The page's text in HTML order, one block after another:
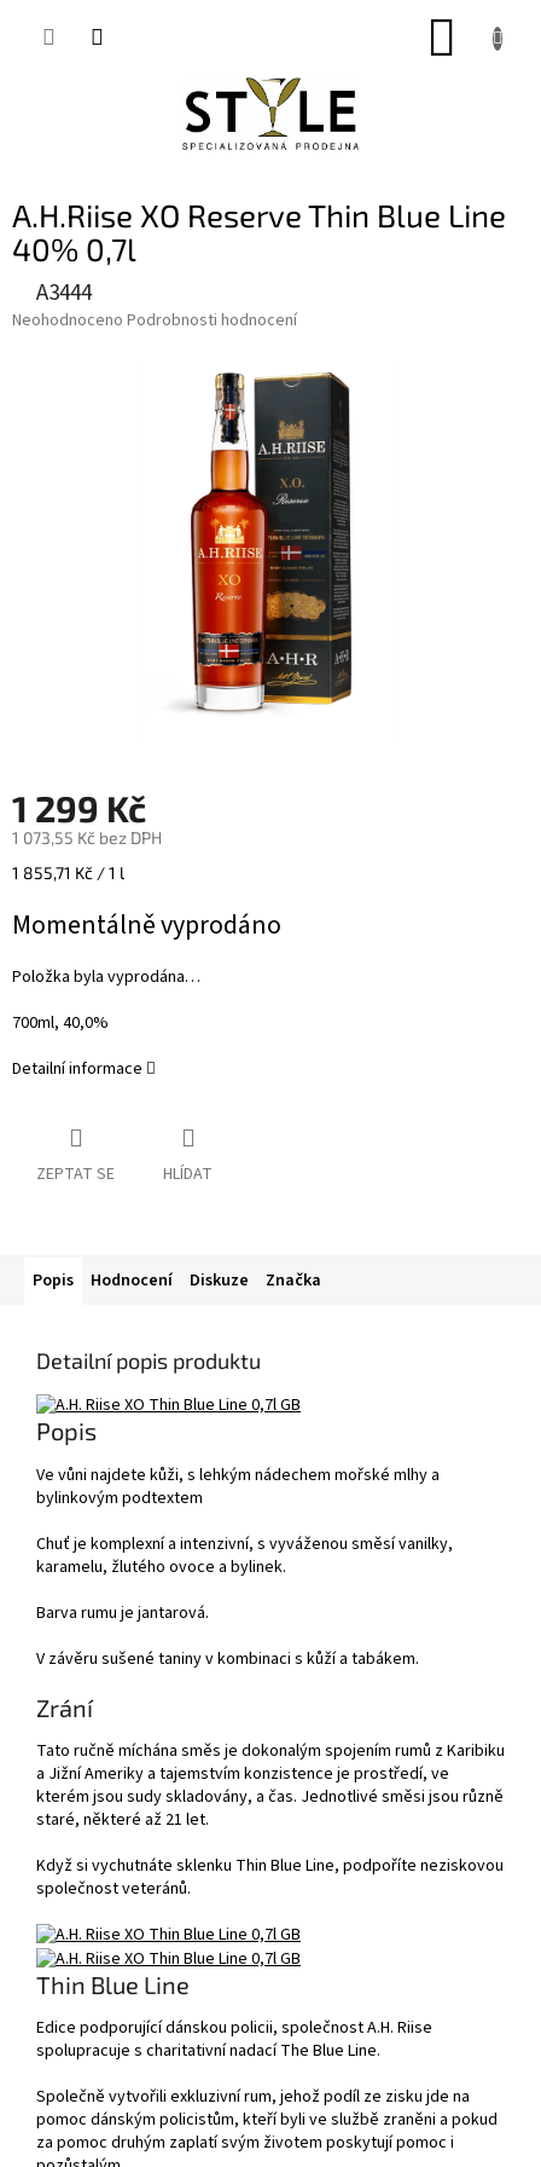
A.H.Riise XO Reserve Thin Blue Line
40% 0,7l
A3444
Průměrné
Neohodnoceno Podrobnosti hodnocení
1 299 Kč
1 073,55 Kč bez DPH
Měrná
1 855,71 Kč / 1 l
Momentálně vyprodáno
Položka byla vyprodána…
700ml, 40,0%
Detailní informace
ZEPTAT SE HLÍDAT
Popis Hodnocení Diskuze Značka
Detailní popis produktu
Popis
Ve vůni najdete kůži, s lehkým nádechem mořské mlhy a
bylinkovým podtextem
Chuť je komplexní a intenzivní, s vyváženou směsí vanilky,
karamelu, žlutého ovoce a bylinek.
Barva rumu je jantarová.
V závěru sušené taniny v kombinaci s kůží a tabákem.
Zrání
Tato ručně míchána směs je dokonalým spojením rumů z Karibiku
a Jižní Ameriky a tajemstvím konzistence je prostředí, ve
kterém jsou sudy skladovány, a čas. Jednotlivé směsi jsou různě
staré, některé až 21 let.
Když si vychutnáte sklenku Thin Blue Line, podpoříte neziskovou
společnost veteránů.
Thin Blue Line
Edice podporující dánskou policii, společnost A.H. Riise
spolupracuje s charitativní nadací The Blue Line.
Společně vytvořili exkluzivní rum, jehož podíl ze zisku jde na
pomoc dánským policistům, kteří byli ve službě zraněni a pokud
za pomoc druhým zaplatí svým životem poskytují pomoc i